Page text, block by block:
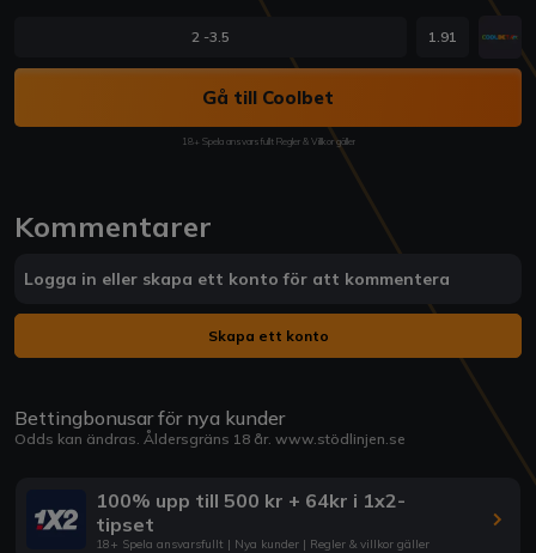
2 -3.5 1.91
Gå till Coolbet
18+ Spela ansvarsfullt Regler & Villkor gäller
Kommentarer
Logga in eller skapa ett konto för att kommentera
Skapa ett konto
Bettingbonusar för nya kunder
Odds kan ändras. Åldersgräns 18 år. www.stödlinjen.se
100% upp till 500 kr + 64kr i 1x2-
tipset
18+ Spela ansvarsfullt | Nya kunder | Regler & villkor gäller